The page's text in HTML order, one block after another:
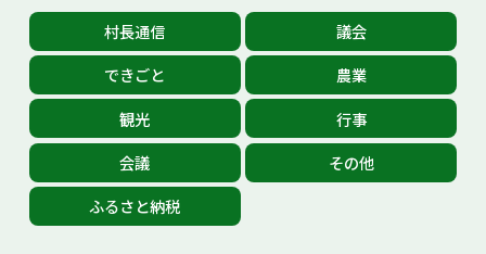
観光・イベント情報
あかいがわ広報
お問い合せ
Select Language
村長通信
議会
できごと
農業
観光
行事
会議
その他
ふるさと納税